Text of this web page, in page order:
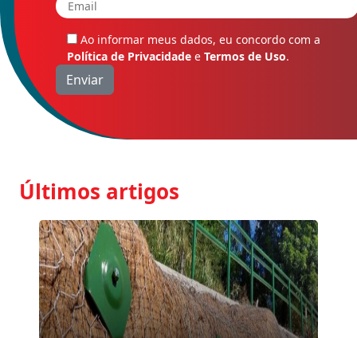
Ao informar meus dados, eu concordo com a
Política de Privacidade e Termos de Uso.
Últimos artigos